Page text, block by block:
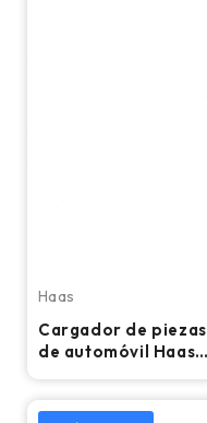
Haas
Cargador de piezas
de automóvil Haas